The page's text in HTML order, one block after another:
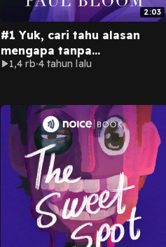
2:03
#1 Yuk, cari tahu alasan
mengapa tanpa
penderitaan, nggak akan
1,4 rb 4 tahun lalu